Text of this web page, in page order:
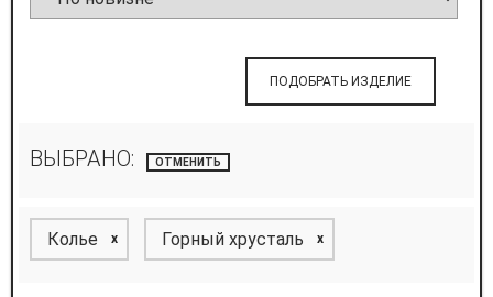
ПОДОБРАТЬ ИЗДЕЛИЕ
ВЫБРАНО: ОТМЕНИТЬ
Колье x Горный хрусталь x